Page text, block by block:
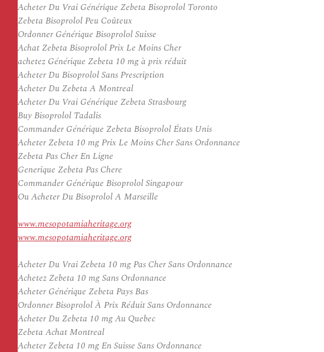
Acheter Du Vrai Générique Zebeta Bisoprolol Toronto
Zebeta Bisoprolol Peu Coûteux
Ordonner Générique Bisoprolol Suisse
Achat Zebeta Bisoprolol Prix Le Moins Cher
achetez Générique Zebeta 10 mg à prix réduit
Acheter Du Bisoprolol Sans Prescription
Acheter Du Zebeta A Montreal
Acheter Du Vrai Générique Zebeta Strasbourg
Buy Bisoprolol Tadalis
Commander Générique Zebeta Bisoprolol États Unis
Acheter Zebeta 10 mg Prix Le Moins Cher Sans Ordonnance
Zebeta Pas Cher En Ligne
Generique Zebeta Pas Chere
Commander Générique Bisoprolol Singapour
Ou Acheter Du Bisoprolol A Marseille
www.mesopotamiaheritage.org
www.mesopotamiaheritage.org
Acheter Du Vrai Zebeta 10 mg Pas Cher Sans Ordonnance
Achetez Zebeta 10 mg Sans Ordonnance
Acheter Générique Zebeta Pays Bas
Ordonner Bisoprolol À Prix Réduit Sans Ordonnance
Acheter Du Zebeta 10 mg Au Quebec
Zebeta Achat Montreal
Acheter Zebeta 10 mg En Suisse Sans Ordonnance